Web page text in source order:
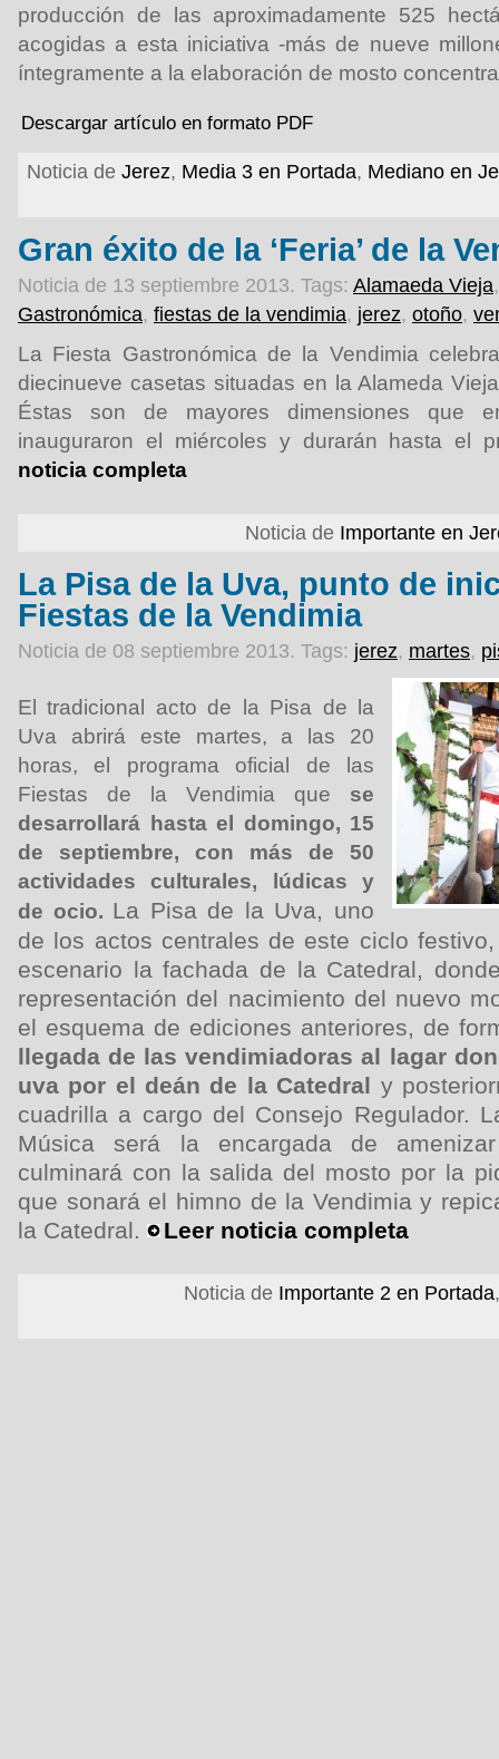
producción de las aproximadamente 525
acogidas a esta iniciativa -más de nueve
íntegramente a la elaboración de mosto
Descargar artículo en formato PDF
Noticia de Jerez, Media 3 en Portada, Mediano en
Gran éxito de la ‘Feria’ de la
Noticia de 13 septiembre 2013. Tags: Alamaeda Vieja
Gastronómica, fiestas de la vendimia, jerez, otoño,
La Fiesta Gastronómica de la Vendimia
diecinueve casetas situadas en la Alameda
Éstas son de mayores dimensiones que
inauguraron el miércoles y durarán hasta el
noticia completa
Noticia de Importante en
La Pisa de la Uva, punto de
Fiestas de la Vendimia
Noticia de 08 septiembre 2013. Tags: jerez, martes,
El tradicional acto de la Pisa de la
Uva abrirá este martes, a las 20
horas, el programa oficial de las
Fiestas de la Vendimia que se
desarrollará hasta el domingo, 15
de septiembre, con más de 50
actividades culturales, lúdicas y
de ocio. La Pisa de la Uva, uno
de los actos centrales de este ciclo
escenario la fachada de la Catedral,
representación del nacimiento del nuevo
el esquema de ediciones anteriores, de
llegada de las vendimiadoras al lagar
uva por el deán de la Catedral y
cuadrilla a cargo del Consejo Regulador.
Música será la encargada de
culminará con la salida del mosto por la
que sonará el himno de la Vendimia y
la Catedral.
Leer noticia completa
Noticia de Importante 2 en Portada